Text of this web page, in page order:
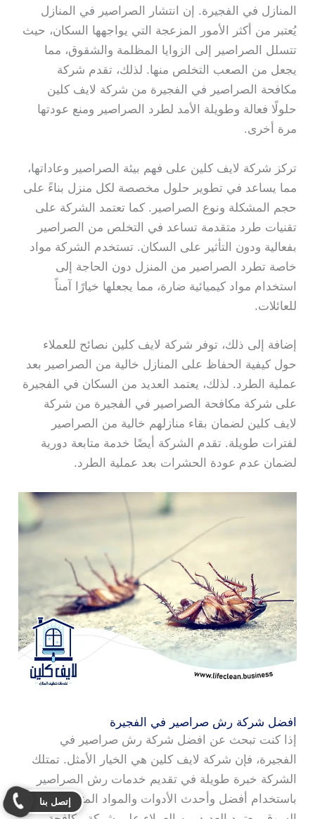
المنازل في الفجيرة. إن انتشار الصراصير في المنازل
يُعتبر من أكثر الأمور المزعجة التي يواجهها السكان، حيث
تتسلل الصراصير إلى الزوايا المظلمة والشقوق، مما
يجعل من الصعب التخلص منها. لذلك، تقدم شركة
مكافحة الصراصير في الفجيرة من شركة لايف كلين
حلولًا فعالة وطويلة الأمد لطرد الصراصير ومنع عودتها
مرة أخرى.
تركز شركة لايف كلين على فهم بيئة الصراصير وعاداتها،
مما يساعد في تطوير حلول مخصصة لكل منزل بناءً على
حجم المشكلة ونوع الصراصير. كما تعتمد الشركة على
تقنيات طرد متقدمة تساعد في التخلص من الصراصير
بفعالية ودون التأثير على السكان. تستخدم الشركة مواد
خاصة تطرد الصراصير من المنزل دون الحاجة إلى
استخدام مواد كيميائية ضارة، مما يجعلها خيارًا آمناً
للعائلات.
إضافة إلى ذلك، توفر شركة لايف كلين نصائح للعملاء
حول كيفية الحفاظ على المنازل خالية من الصراصير بعد
عملية الطرد. لذلك، يعتمد العديد من السكان في الفجيرة
على شركة مكافحة الصراصير في الفجيرة من شركة
لايف كلين لضمان بقاء منازلهم خالية من الصراصير
لفترات طويلة. تقدم الشركة أيضًا خدمة متابعة دورية
لضمان عدم عودة الحشرات بعد عملية الطرد.
افضل شركة رش صراصير في الفجيرة
إذا كنت تبحث عن افضل شركة رش صراصير في
الفجيرة، فإن شركة لايف كلين هي الخيار الأمثل. تمتلك
الشركة خبرة طويلة في تقديم خدمات رش الصراصير
باستخدام أفضل وأحدث الأدوات والمواد المتاحة في
إتصل بنا